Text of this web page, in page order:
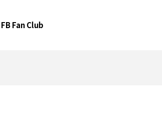
FB Fan Club